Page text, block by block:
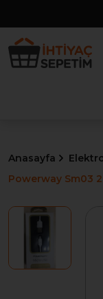
Anasayfa
Powerway Sm03